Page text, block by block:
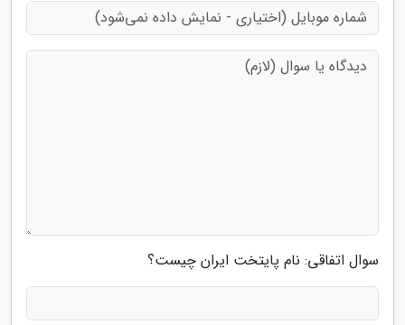
سوال اتفاقی: نام پایتخت ایران چیست؟